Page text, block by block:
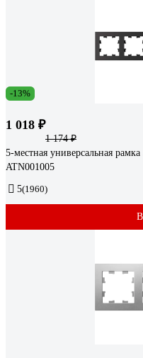
-13%
1 018 ₽
1 174 ₽
5-местная универсальная
ATN001005
5(1960)